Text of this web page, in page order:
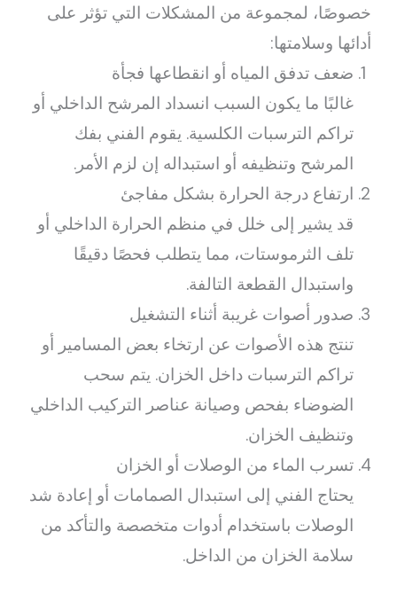
خصوصًا، لمجموعة من المشكلات التي تؤثر على
أدائها وسلامتها:
ضعف تدفق المياه أو انقطاعها فجأة
غالبًا ما يكون السبب انسداد المرشح الداخلي أو
تراكم الترسبات الكلسية. يقوم الفني بفك
المرشح وتنظيفه أو استبداله إن لزم الأمر.
ارتفاع درجة الحرارة بشكل مفاجئ
قد يشير إلى خلل في منظم الحرارة الداخلي أو
تلف الثرموستات، مما يتطلب فحصًا دقيقًا
واستبدال القطعة التالفة.
صدور أصوات غريبة أثناء التشغيل
تنتج هذه الأصوات عن ارتخاء بعض المسامير أو
تراكم الترسبات داخل الخزان. يتم سحب
الضوضاء بفحص وصيانة عناصر التركيب الداخلي
وتنظيف الخزان.
تسرب الماء من الوصلات أو الخزان
يحتاج الفني إلى استبدال الصمامات أو إعادة شد
الوصلات باستخدام أدوات متخصصة والتأكد من
سلامة الخزان من الداخل.